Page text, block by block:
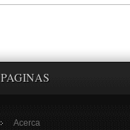
PAGINAS
Acerca